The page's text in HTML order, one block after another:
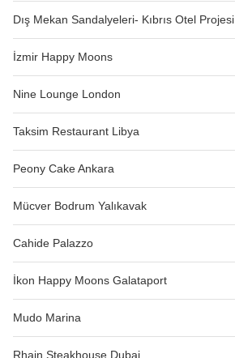
Dış Mekan Sandalyeleri- Kıbrıs Otel Projesi
İzmir Happy Moons
Nine Lounge London
Taksim Restaurant Libya
Peony Cake Ankara
Mücver Bodrum Yalıkavak
Cahide Palazzo
İkon Happy Moons Galataport
Mudo Marina
Rhain Steakhouse Dubai